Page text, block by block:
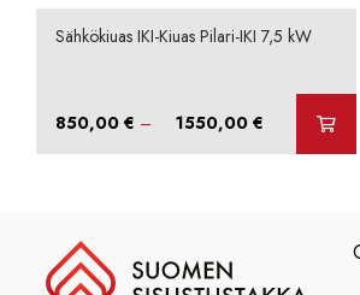
Sähkökiuas IKI-Kiuas Pilari-IKI 7,5 kW
850,00 € – 1550,00 € Hintaluokka: